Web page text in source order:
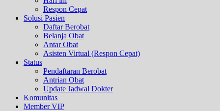
Respon Cepat
Solusi Pasien
Daftar Berobat
Belanja Obat
Antar Obat
Asisten Virtual (Respon Cepat)
Status
Pendaftaran Berobat
Antrian Obat
Update Jadwal Dokter
Komunitas
Member VIP